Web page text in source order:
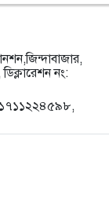
টুর্নামেন্ট
মাজার
শত রোগী
জন্য ১৬২ জন
নং: